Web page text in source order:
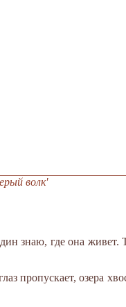
волк'
знаю, где она живет.
пропускает, озера